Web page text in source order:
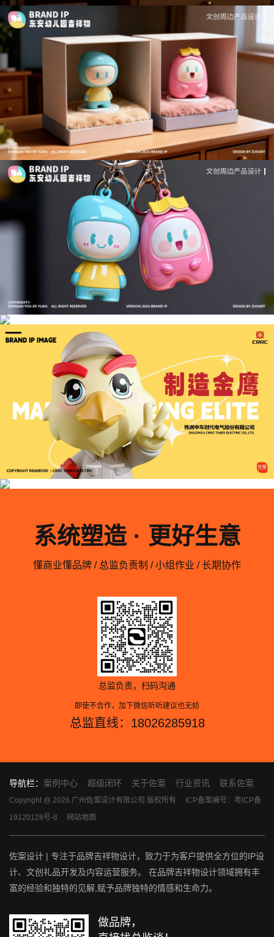
系统塑造 · 更好生意
懂商业懂品牌 / 总监负责制 / 小组作业 / 长期协作
总监负责，扫码沟通
即使不合作，加下微信听听建议也无妨
总监直线：18026285918
导航栏： 案例中心 超级闭环 关于佐案 行业资讯 联系佐案
Copyright @ 2026 广州佐案设计有限公司 版权所有 ICP备案编号：粤ICP备
19120128号-8
网站地图
佐案设计 | 专注于品牌吉祥物设计，致力于为客户提供全方位的IP设
计、文创礼品开发及内容运营服务。 在品牌吉祥物设计领域拥有丰
富的经验和独特的见解,赋予品牌独特的情感和生命力。
做品牌，